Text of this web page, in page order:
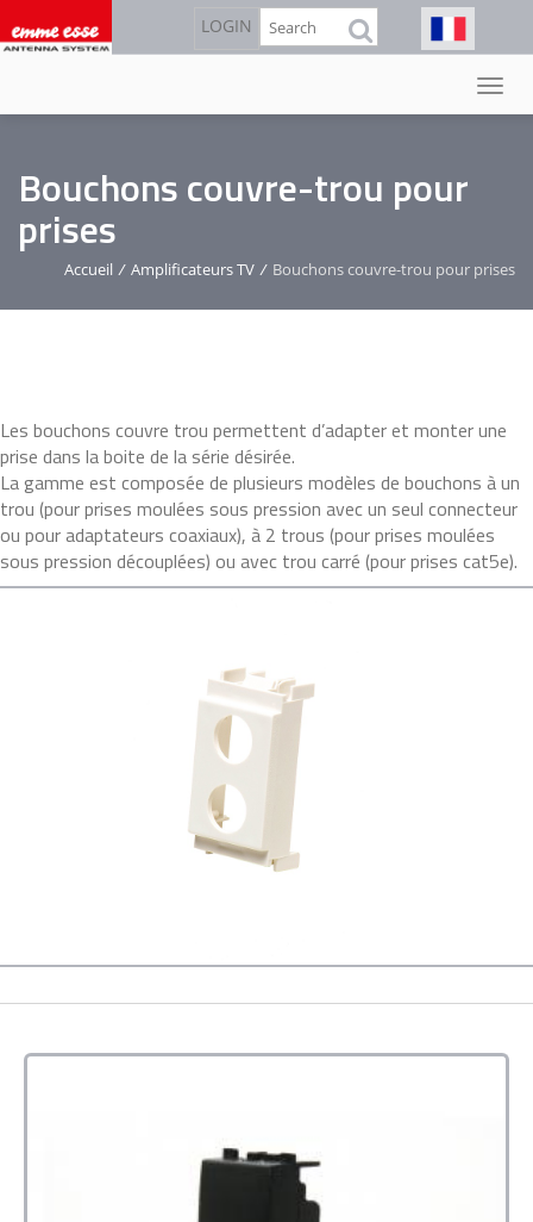
au
contenu
LOGIN Rechercher
Bouchons couvre-trou pour
prises
Accueil / Amplificateurs TV / Bouchons couvre-trou pour prises
Les bouchons couvre trou permettent d’adapter et monter une
prise dans la boite de la série désirée.
La gamme est composée de plusieurs modèles de bouchons à un
trou (pour prises moulées sous pression avec un seul connecteur
ou pour adaptateurs coaxiaux), à 2 trous (pour prises moulées
sous pression découplées) ou avec trou carré (pour prises cat5e).